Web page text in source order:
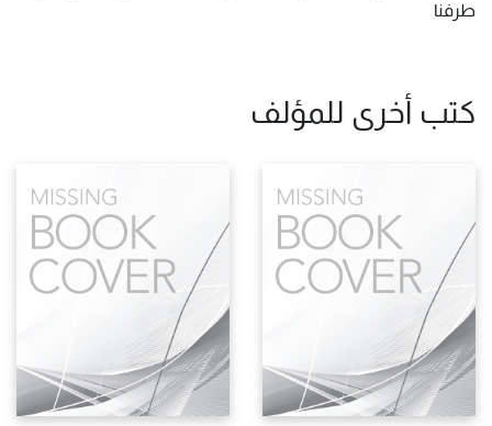
طرفنا
كتب أخرى للمؤلف